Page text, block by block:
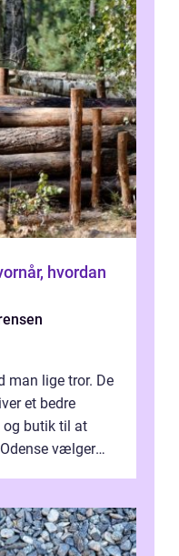
hvordan
man lige tror. De
et bedre
og butik til at
vælger